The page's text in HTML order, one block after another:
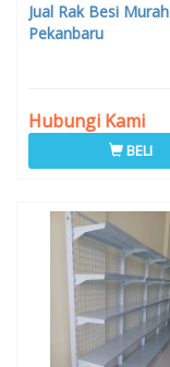
Jual Rak Besi Murah
Pekanbaru
Hubungi Kami
BELI